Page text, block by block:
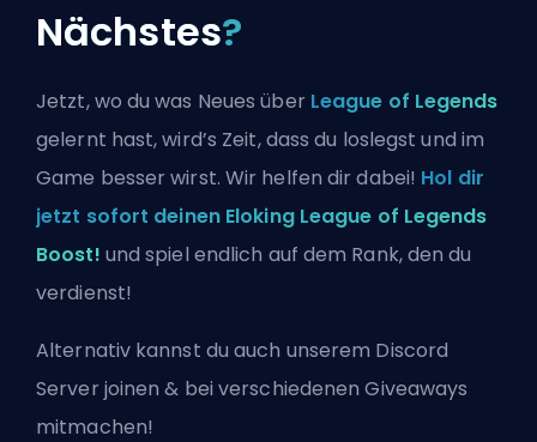
Nächstes?
Jetzt, wo du was Neues über League of Legends
gelernt hast, wird’s Zeit, dass du loslegst und im
Game besser wirst. Wir helfen dir dabei! Hol dir
jetzt sofort deinen Eloking League of Legends
Boost! und spiel endlich auf dem Rank, den du
verdienst!
Alternativ kannst du auch unserem Discord
Server joinen & bei verschiedenen Giveaways
mitmachen!